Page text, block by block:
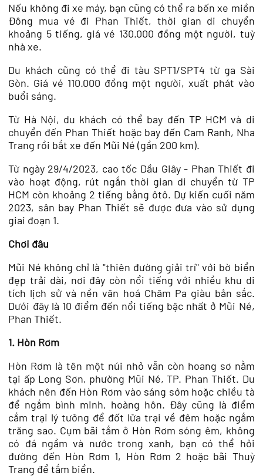
Nếu không đi xe máy, bạn cũng có thể ra bến xe miền
Đông mua vé đi Phan Thiết, thời gian di chuyển
khoảng 5 tiếng, giá vé 130.000 đồng một người, tuỳ
nhà xe.
Du khách cũng có thể đi tàu SPT1/SPT4 từ ga Sài
Gòn. Giá vé 110.000 đồng một người, xuất phát vào
buổi sáng.
Từ Hà Nội, du khách có thể bay đến TP HCM và di
chuyển đến Phan Thiết hoặc bay đến Cam Ranh, Nha
Trang rồi bắt xe đến Mũi Né (gần 200 km).
Từ ngày 29/4/2023, cao tốc Dầu Giây - Phan Thiết đi
vào hoạt động, rút ngắn thời gian di chuyển từ TP
HCM còn khoảng 2 tiếng bằng ôtô. Dự kiến cuối năm
2023, sân bay Phan Thiết sẽ được đưa vào sử dụng
giai đoạn 1.
Chơi đâu
Mũi Né không chỉ là "thiên đường giải trí" với bờ biển
đẹp trải dài, nơi đây còn nổi tiếng với nhiều khu di
tích lịch sử và nền văn hoá Chăm Pa giàu bản sắc.
Dưới đây là 10 điểm đến nổi tiếng bậc nhất ở Mũi Né,
Phan Thiết.
1. Hòn Rơm
Hòn Rơm là tên một núi nhỏ vẫn còn hoang sơ nằm
tại ấp Long Sơn, phường Mũi Né, TP. Phan Thiết. Du
khách nên đến Hòn Rơm vào sáng sớm hoặc chiều tà
để ngắm bình minh, hoàng hôn. Đây cũng là điểm
cắm trại lý tưởng để đốt lửa trại về đêm hoặc ngắm
trăng sao. Cụm bãi tắm ở Hòn Rơm sóng êm, không
có đá ngầm và nước trong xanh, bạn có thể hỏi
đường đến Hòn Rơm 1, Hòn Rơm 2 hoặc bãi Thuỳ
Trang để tắm biển.